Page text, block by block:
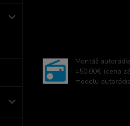
Montáž
=50,00€ (cena
modelu